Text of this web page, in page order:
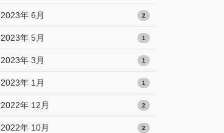
2023年 6月 2
2023年 5月 1
2023年 3月 1
2023年 1月 1
2022年 12月 2
2022年 10月 2